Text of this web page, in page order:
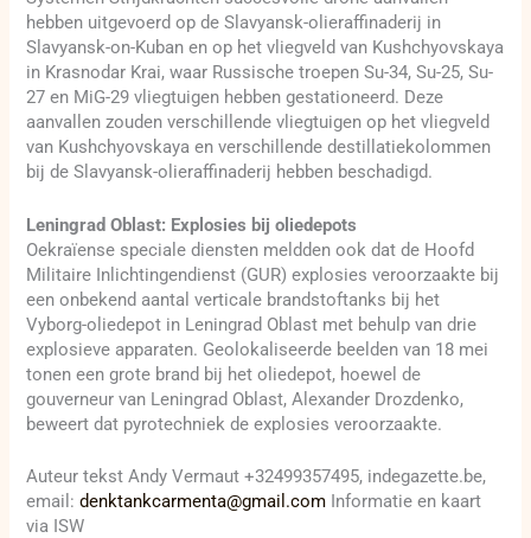
hebben uitgevoerd op de Slavyansk-olieraffinaderij in
Slavyansk-on-Kuban en op het vliegveld van Kushchyovskaya
in Krasnodar Krai, waar Russische troepen Su-34, Su-25, Su-
27 en MiG-29 vliegtuigen hebben gestationeerd. Deze
aanvallen zouden verschillende vliegtuigen op het vliegveld
van Kushchyovskaya en verschillende destillatiekolommen
bij de Slavyansk-olieraffinaderij hebben beschadigd.
Leningrad Oblast: Explosies bij oliedepots
Oekraïense speciale diensten meldden ook dat de Hoofd
Militaire Inlichtingendienst (GUR) explosies veroorzaakte bij
een onbekend aantal verticale brandstoftanks bij het
Vyborg-oliedepot in Leningrad Oblast met behulp van drie
explosieve apparaten. Geolokaliseerde beelden van 18 mei
tonen een grote brand bij het oliedepot, hoewel de
gouverneur van Leningrad Oblast, Alexander Drozdenko,
beweert dat pyrotechniek de explosies veroorzaakte.
Auteur tekst Andy Vermaut +32499357495, indegazette.be,
email:denktankcarmenta@gmail.com Informatie en kaart
via ISW